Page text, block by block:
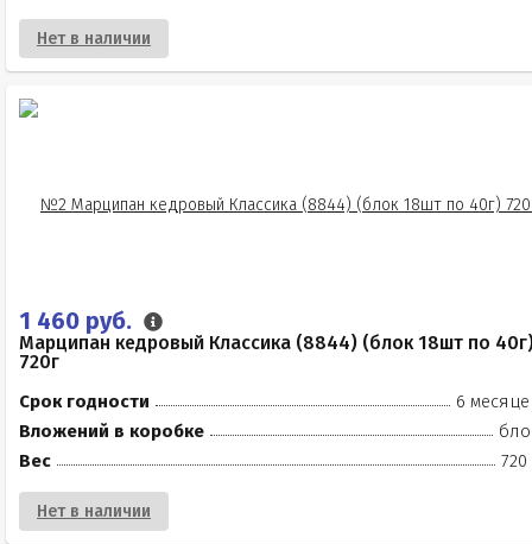
Нет в наличии
1 460 руб.
Марципан кедровый Классика (8844) (блок 18шт по
720г
Срок годности
6
Вложений в коробке
Вес
720
Нет в наличии